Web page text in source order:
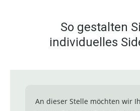
So gestalten
individuelles
An dieser Stelle möchten wir